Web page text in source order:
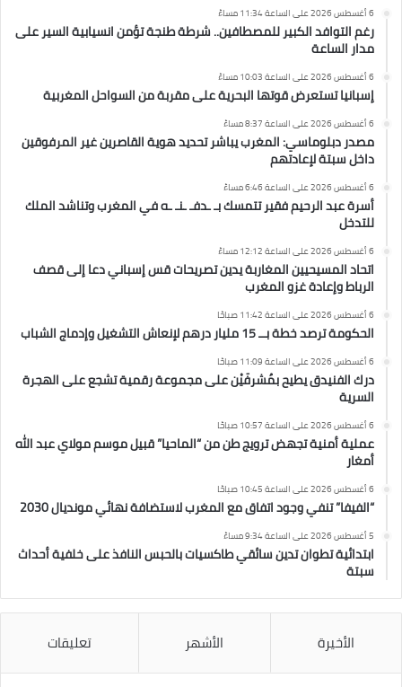
6 أغسطس 2026 على الساعة 11:34 مساءً
رغم التوافد الكبير للمصطافين.. شرطة طنجة تؤمن انسيابية السير على
مدار الساعة
6 أغسطس 2026 على الساعة 10:03 مساءً
إسبانيا تستعرض قوتها البحرية على مقربة من السواحل المغربية
6 أغسطس 2026 على الساعة 8:37 مساءً
مصدر دبلوماسي: المغرب يباشر تحديد هوية القاصرين غير المرفوقين
داخل سبتة لإعادتهم
6 أغسطس 2026 على الساعة 6:46 مساءً
أسرة عبد الرحيم فقير تتمسك بـ ـدفـ ـنـ ـه في المغرب وتناشد الملك
للتدخل
6 أغسطس 2026 على الساعة 12:12 مساءً
اتحاد المسيحيين المغاربة يدين تصريحات قس إسباني دعا إلى قصف
الرباط وإعادة غزو المغرب
6 أغسطس 2026 على الساعة 11:42 صباحًا
الحكومة ترصد خطة بــ 15 مليار درهم لإنعاش التشغيل وإدماج الشباب
6 أغسطس 2026 على الساعة 11:09 صباحًا
درك الفنيدق يطيح بمُشرفَيْن على مجموعة رقمية تشجع على الهجرة
السرية
6 أغسطس 2026 على الساعة 10:57 صباحًا
عملية أمنية تجهض ترويج طن من “الماحيا” قبيل موسم مولاي عبد الله
أمغار
6 أغسطس 2026 على الساعة 10:45 صباحًا
“الفيفا” تنفي وجود اتفاق مع المغرب لاستضافة نهائي مونديال 2030
5 أغسطس 2026 على الساعة 9:34 مساءً
ابتدائية تطوان تدين سائقي طاكسيات بالحبس النافذ على خلفية أحداث
سبتة
الأخيرة الأشهر تعليقات